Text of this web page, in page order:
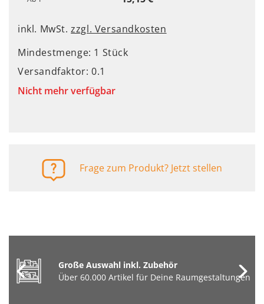
inkl. MwSt.zzgl. Versandkosten
Mindestmenge: 1 Stück
Versandfaktor: 0.1
Nicht mehr verfügbar
Frage zum Produkt? Jetzt stellen
Große Auswahl inkl. Zubehör
Über 60.000 Artikel für Deine Raumgestaltungen